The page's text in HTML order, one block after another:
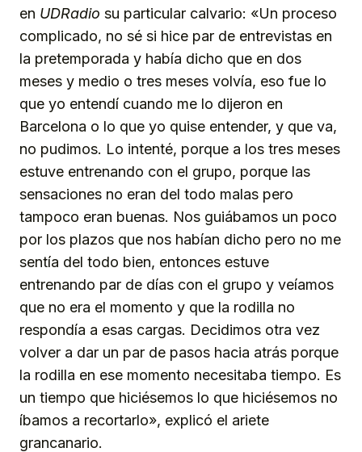
en UDRadio su particular calvario: «Un proceso
complicado, no sé si hice par de entrevistas en
la pretemporada y había dicho que en dos
meses y medio o tres meses volvía, eso fue lo
que yo entendí cuando me lo dijeron en
Barcelona o lo que yo quise entender, y que va,
no pudimos. Lo intenté, porque a los tres meses
estuve entrenando con el grupo, porque las
sensaciones no eran del todo malas pero
tampoco eran buenas. Nos guiábamos un poco
por los plazos que nos habían dicho pero no me
sentía del todo bien, entonces estuve
entrenando par de días con el grupo y veíamos
que no era el momento y que la rodilla no
respondía a esas cargas. Decidimos otra vez
volver a dar un par de pasos hacia atrás porque
la rodilla en ese momento necesitaba tiempo. Es
un tiempo que hiciésemos lo que hiciésemos no
íbamos a recortarlo», explicó el ariete
grancanario.